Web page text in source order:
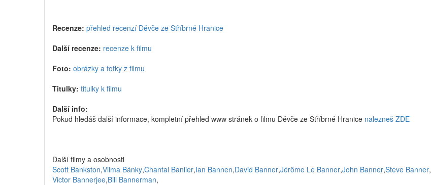
Recenze: přehled recenzí Děvče ze Stříbrné Hranice
Další recenze: recenze k filmu
Foto: obrázky a fotky z filmu
Titulky: titulky k filmu
Další info:
Pokud hledáš další informace, kompletní přehled www stránek o filmu Děvče ze Stříbrné Hranice nalezneš ZDE
Další filmy a osobnosti
Scott Bankston,Vilma Bánky,Chantal Banlier,Ian Bannen,David Banner,Jérôme Le Banner,John Banner,Steve Banner,
Victor Bannerjee,Bill Bannerman,